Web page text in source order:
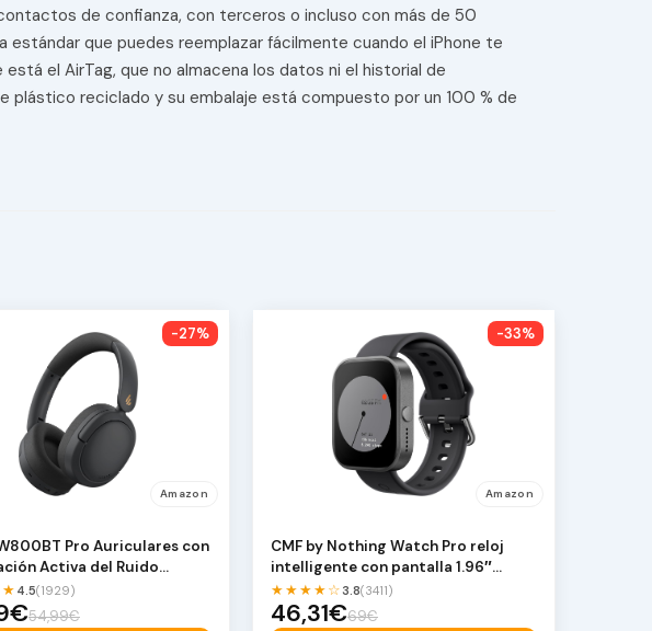
de confianza, con terceros o incluso con más de 50
estándar que puedes reemplazar fácilmente cuando el iPhone te
está el AirTag, que no almacena los datos ni el historial de
plástico reciclado y su embalaje está compuesto por un 100 % de
-27%
Amazon
Pro Auriculares con
Activa del Ruido
Bluet…
4.5(1929)
54,99€
-33%
Amazon
CMF by Nothing Watch Pro reloj
intelligente con pantalla 1.96″
AMOLED, me…
★★★★☆3.8(3411)
46,31€69€